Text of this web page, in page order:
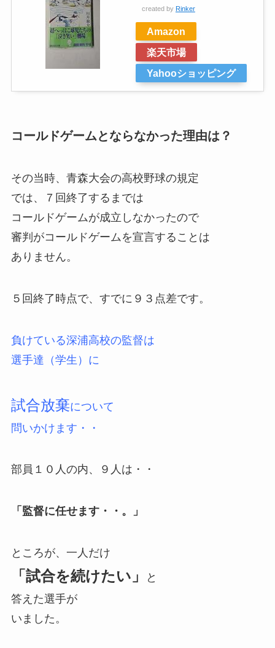
created by Rinker
Amazon
楽天市場
Yahooショッピング
コールドゲームとならなかった理由は？
その当時、青森大会の高校野球の規定
では、７回終了するまでは
コールドゲームが成立しなかったので
審判がコールドゲームを宣言することは
ありません。
５回終了時点で、すでに９３点差です。
負けている深浦高校の監督は
選手達（学生）に
試合放棄について
問いかけます・・
部員１０人の内、９人は・・
「監督に任せます・・。」
ところが、一人だけ
「試合を続けたい」
と
答えた選手が
いました。